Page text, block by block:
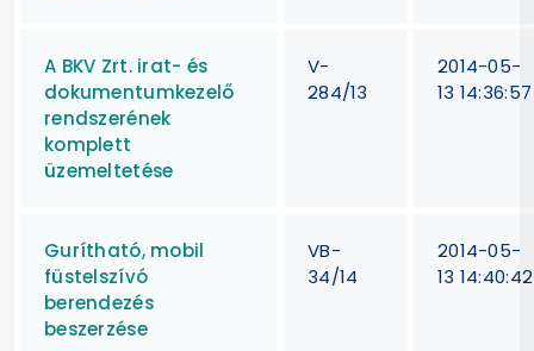
A BKV Zrt. irat- és
dokumentumkezelő
rendszerének
komplett
üzemeltetése
V-
284/13
2014-05-
13 14:36:57
Gurítható, mobil
füstelszívó
berendezés
beszerzése
VB-
34/14
2014-05-
13 14:40:42